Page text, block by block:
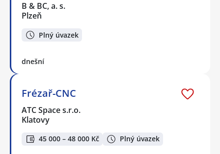
B & BC, a. s.
Plzeň
Plný úvazek
dnešní
Frézař-CNC
ATC Space s.r.o.
Klatovy
45 000 – 48 000 Kč Plný úvazek